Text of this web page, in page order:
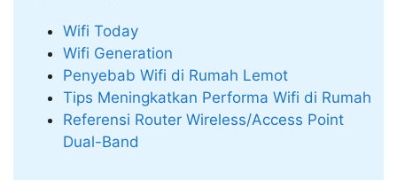
Wifi Today
Wifi Generation
Penyebab Wifi di Rumah Lemot
Tips Meningkatkan Performa Wifi di Rumah
Referensi Router Wireless/Access Point
Dual-Band